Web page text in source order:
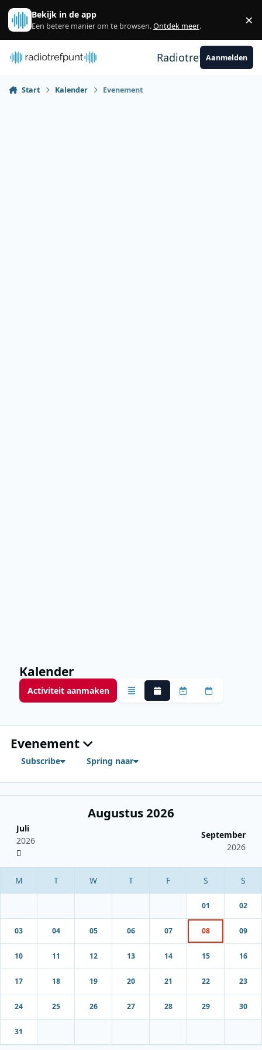
Spring naar bijdragen
Bekijk in de app
Een betere manier om te browsen.Ontdek meer. ×
RadiotrefpuntAanmelden
Start Kalender Evenement
Kalender
Activiteit aanmaken OverzichtMonthlyWeeklyDaily
Evenement
Subscribe Spring naar
Juli
2026
Augustus 2026
September
2026
01 02
03 04 05 06 07 08 09
10 11 12 13 14 15 16
17 18 19 20 21 22 23
24 25 26 27 28 29 30
31